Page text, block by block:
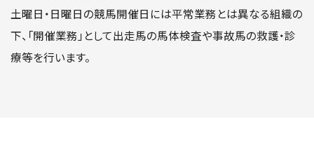
土曜日・日曜日の競馬開催日には平常業務とは異なる組織の
下、「開催業務」として出走馬の馬体検査や事故馬の救護・診
療等を行います。